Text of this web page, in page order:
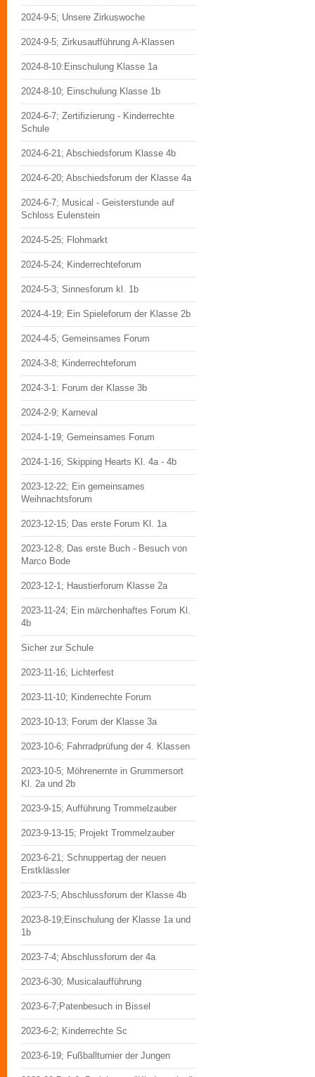
2024-9-5; Unsere Zirkuswoche
2024-9-5; Zirkusaufführung A-Klassen
2024-8-10:Einschulung Klasse 1a
2024-8-10; Einschulung Klasse 1b
2024-6-7; Zertifizierung - Kinderrechte
Schule
2024-6-21; Abschiedsforum Klasse 4b
2024-6-20; Abschiedsforum der Klasse 4a
2024-6-7; Musical - Geisterstunde auf
Schloss Eulenstein
2024-5-25; Flohmarkt
2024-5-24; Kinderrechteforum
2024-5-3; Sinnesforum kl. 1b
2024-4-19; Ein Spieleforum der Klasse 2b
2024-4-5; Gemeinsames Forum
2024-3-8; Kinderrechteforum
2024-3-1: Forum der Klasse 3b
2024-2-9; Karneval
2024-1-19; Gemeinsames Forum
2024-1-16; Skipping Hearts Kl. 4a - 4b
2023-12-22; Ein gemeinsames
Weihnachtsforum
2023-12-15; Das erste Forum Kl. 1a
2023-12-8; Das erste Buch - Besuch von
Marco Bode
2023-12-1; Haustierforum Klasse 2a
2023-11-24; Ein märchenhaftes Forum Kl.
4b
Sicher zur Schule
2023-11-16; Lichterfest
2023-11-10; Kinderrechte Forum
2023-10-13; Forum der Klasse 3a
2023-10-6; Fahrradprüfung der 4. Klassen
2023-10-5; Möhrenernte in Grummersort
Kl. 2a und 2b
2023-9-15; Aufführung Trommelzauber
2023-9-13-15; Projekt Trommelzauber
2023-6-21; Schnuppertag der neuen
Erstklässler
2023-7-5; Abschlussforum der Klasse 4b
2023-8-19;Einschulung der Klasse 1a und
1b
2023-7-4; Abschlussforum der 4a
2023-6-30; Musicalaufführung
2023-6-7;Patenbesuch in Bissel
2023-6-2; Kinderrechte Sc
2023-6-19; Fußballturnier der Jungen